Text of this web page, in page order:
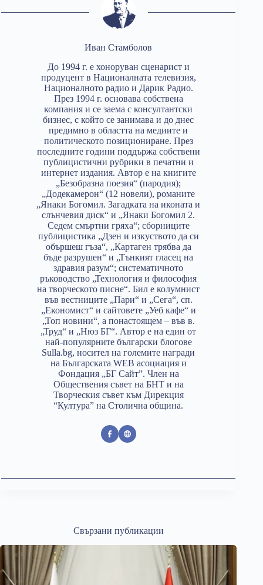
Иван Стамболов
До 1994 г. е хоноруван сценарист и
продуцент в Националната телевизия,
Националното радио и Дарик Радио.
През 1994 г. основава собствена
компания и се заема с консултантски
бизнес, с който се занимава и до днес
предимно в областта на медиите и
политическото позициониране. През
последните години поддържа собствени
публицистични рубрики в печатни и
интернет издания. Автор е на книгите
„Безобразна поезия“ (пародия);
„Додекамерон“ (12 новели), романите
„Янаки Богомил. Загадката на иконата и
слънчевия диск“ и „Янаки Богомил 2.
Седем смъртни гряха“; сборниците
публицистика „Дзен и изкуството да си
обършеш гъза“, „Картаген трябва да
бъде разрушен“ и „Тънкият гласец на
здравия разум“; систематичното
ръководство „Технология и философия
на творческото писне“. Бил е колумнист
във вестниците „Пари“ и „Сега“, сп.
„Економист“ и сайтовете „Уеб кафе“ и
„Топ новини“, а понастоящем – във в.
„Труд“ и „Нюз БГ“. Автор е на един от
най-популярните български блогове
Sulla.bg, носител на големите награди
на Българската WEB асоциация и
Фондация „БГ Сайт”. Член на
Обществения съвет на БНТ и на
Творческия съвет към Дирекция
“Култура” на Столична община.
Свързани публикации